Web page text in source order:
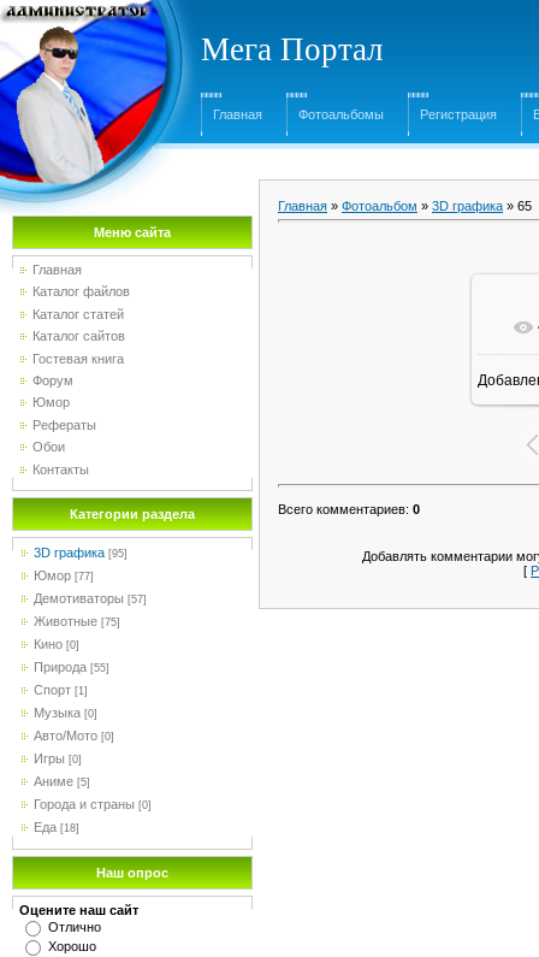
Мега Портал
Главная Фотоальбомы Регистрация
Меню сайта
Главная
Каталог файлов
Каталог статей
Каталог сайтов
Гостевая книга
Форум
Юмор
Рефераты
Обои
Контакты
Категории раздела
3D графика [95]
Юмор [77]
Демотиваторы [57]
Животные [75]
Кино [0]
Природа [55]
Спорт [1]
Музыка [0]
Авто/Мото [0]
Игры [0]
Аниме [5]
Города и страны [0]
Еда [18]
Наш опрос
Оцените наш сайт
Отлично
Хорошо
Главная » Фотоальбом » 3D графика » 65
Всего комментариев: 0
Добавлять комментарии
[